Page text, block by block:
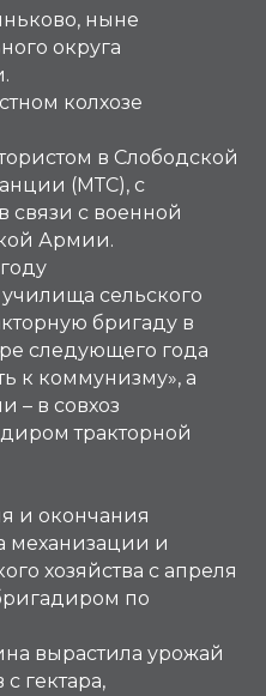
ныне
округа
колхозе
в Слободской
(МТС), с
связи с военной
Армии.
сельского
бригаду в
следующего года
к коммунизму», а
– в совхоз
тракторной
и окончания
механизации и
хозяйства с апреля
по
вырастила урожай
гектара,